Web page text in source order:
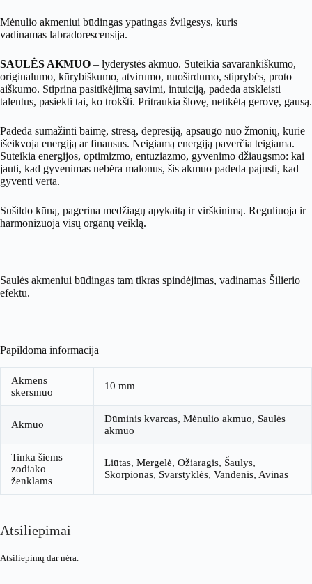
Mėnulio akmeniui būdingas ypatingas žvilgesys, kuris
vadinamas labradorescensija.
SAULĖS AKMUO – lyderystės akmuo. Suteikia savarankiškumo,
originalumo, kūrybiškumo, atvirumo, nuoširdumo, stiprybės, proto
aiškumo. Stiprina pasitikėjimą savimi, intuiciją, padeda atskleisti
talentus, pasiekti tai, ko trokšti. Pritraukia šlovę, netikėtą gerovę, gausą.
Padeda sumažinti baimę, stresą, depresiją, apsaugo nuo žmonių, kurie
išeikvoja energiją ar finansus. Neigiamą energiją paverčia teigiama.
Suteikia energijos, optimizmo, entuziazmo, gyvenimo džiaugsmo: kai
jauti, kad gyvenimas nebėra malonus, šis akmuo padeda pajusti, kad
gyventi verta.
Sušildo kūną, pagerina medžiagų apykaitą ir virškinimą. Reguliuoja ir
harmonizuoja visų organų veiklą.
Saulės akmeniui būdingas tam tikras spindėjimas, vadinamas Šilierio
efektu.
Papildoma informacija
Akmens
skersmuo
10 mm
Akmuo
Dūminis kvarcas, Mėnulio akmuo, Saulės
akmuo
Tinka šiems
zodiako
ženklams
Liūtas, Mergelė, Ožiaragis, Šaulys,
Skorpionas, Svarstyklės, Vandenis, Avinas
Atsiliepimai
Atsiliepimų dar nėra.